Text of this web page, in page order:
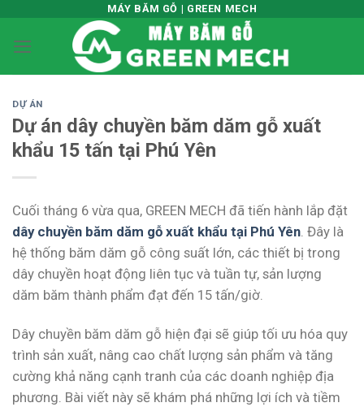
content
MÁY BĂM GỖ | GREEN MECH
DỰ ÁN
Dự án dây chuyền băm dăm gỗ xuất
khẩu 15 tấn tại Phú Yên
Cuối tháng 6 vừa qua, GREEN MECH đã tiến hành lắp đặt
dây chuyền băm dăm gỗ xuất khẩu tại Phú Yên. Đây là
hệ thống băm dăm gỗ công suất lớn, các thiết bị trong
dây chuyền hoạt động liên tục và tuần tự, sản lượng
dăm băm thành phẩm đạt đến 15 tấn/giờ.
Dây chuyền băm dăm gỗ hiện đại sẽ giúp tối ưu hóa quy
trình sản xuất, nâng cao chất lượng sản phẩm và tăng
cường khả năng cạnh tranh của các doanh nghiệp địa
phương. Bài viết này sẽ khám phá những lợi ích và tiềm